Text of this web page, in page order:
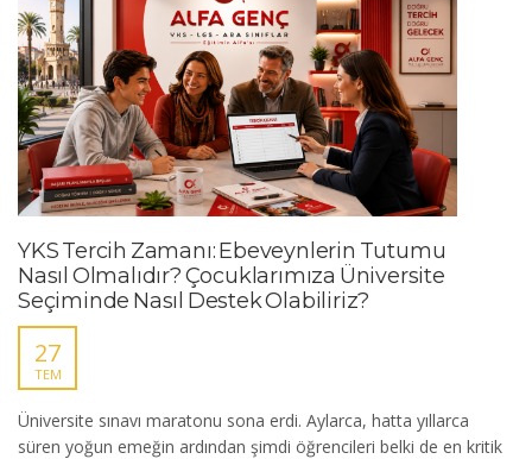
YKS Tercih Zamanı: Ebeveynlerin Tutumu
Nasıl Olmalıdır? Çocuklarımıza Üniversite
Seçiminde Nasıl Destek Olabiliriz?
27
TEM
Üniversite sınavı maratonu sona erdi. Aylarca, hatta yıllarca
süren yoğun emeğin ardından şimdi öğrencileri belki de en kritik